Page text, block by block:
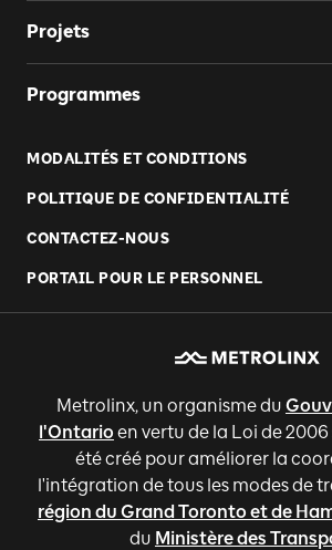
Projets
Programmes
MODALITÉS ET CONDITIONS
POLITIQUE DE CONFIDENTIALITÉ
CONTACTEZ-NOUS
PORTAIL POUR LE PERSONNEL
Metrolinx, un organisme du
l'Ontario en vertu de la Loi de
été créé pour améliorer la
l'intégration de tous les modes de
région du Grand Toronto et de
du Ministère des